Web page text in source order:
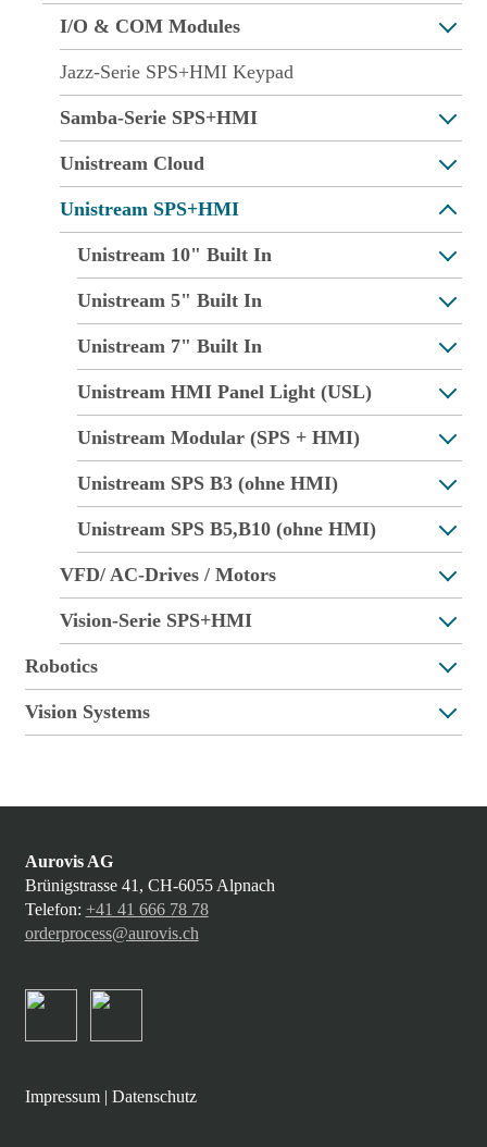
I/O & COM Modules
Jazz-Serie SPS+HMI Keypad
Samba-Serie SPS+HMI
Unistream Cloud
Unistream SPS+HMI
Unistream 10" Built In
Unistream 5" Built In
Unistream 7" Built In
Unistream HMI Panel Light (USL)
Unistream Modular (SPS + HMI)
Unistream SPS B3 (ohne HMI)
Unistream SPS B5,B10 (ohne HMI)
VFD/ AC-Drives / Motors
Vision-Serie SPS+HMI
Robotics
Vision Systems
Aurovis AG
Brünigstrasse 41, CH-6055 Alpnach
Telefon: +41 41 666 78 78
orderprocess@aurovis.ch
Impressum| Datenschutz